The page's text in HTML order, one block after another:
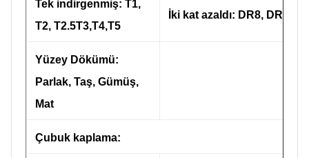
Tek indirgenmiş: T1,
T2, T2.5T3,T4,T5
İki kat azaldı: DR8, DR9,
Yüzey Dökümü:
Parlak, Taş, Gümüş,
Mat
Çubuk kaplama: